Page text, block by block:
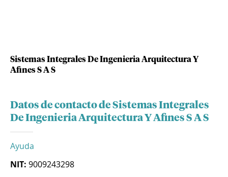
Sistemas Integrales De Ingenieria Arquitectura Y
Afines S A S
Datos de contacto de Sistemas Integrales
De Ingenieria Arquitectura Y Afines S A S
Ayuda
NIT: 9009243298